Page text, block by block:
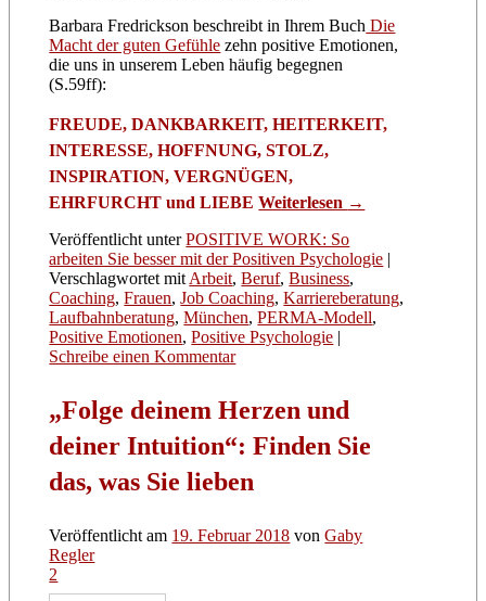
Barbara Fredrickson beschreibt in Ihrem Buch Die
Macht der guten Gefühle zehn positive Emotionen,
die uns in unserem Leben häufig begegnen
(S.59ff):
FREUDE, DANKBARKEIT, HEITERKEIT,
INTERESSE, HOFFNUNG, STOLZ,
INSPIRATION, VERGNÜGEN,
EHRFURCHT und LIEBE Weiterlesen →
Veröffentlicht unter POSITIVE WORK: So
arbeiten Sie besser mit der Positiven Psychologie |
Verschlagwortet mit Arbeit,Beruf,Business,
Coaching,Frauen,Job Coaching,Karriereberatung,
Laufbahnberatung,München,PERMA-Modell,
Positive Emotionen,Positive Psychologie |
Schreibe einen Kommentar
„Folge deinem Herzen und
deiner Intuition“: Finden Sie
das, was Sie lieben
Veröffentlicht am 19. Februar 2018 vonGaby
Regler
2